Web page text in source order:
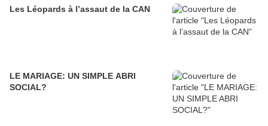
Les Léopards à l’assaut de la CAN
LE MARIAGE: UN SIMPLE ABRI
SOCIAL?